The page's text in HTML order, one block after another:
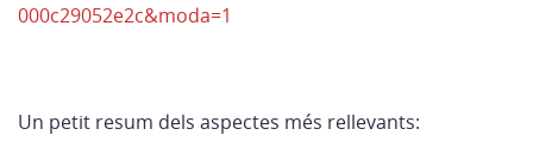
000c29052e2c&moda=1
Un petit resum dels aspectes més rellevants: